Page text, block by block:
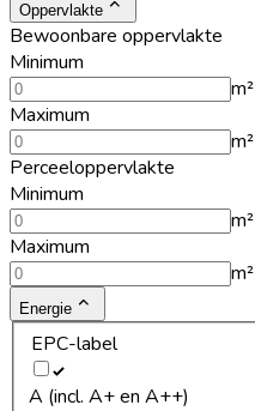
Oppervlakte
Bewoonbare oppervlakte
Minimum
m²
Maximum
m²
Perceeloppervlakte
Minimum
m²
Maximum
m²
Energie
EPC-label
A (incl. A+ en A++)